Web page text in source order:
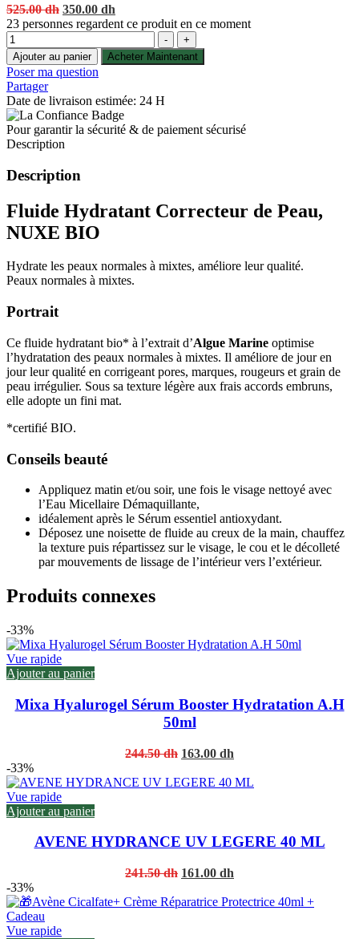
525.00dh Original
price
525.00 dh.
350.00 dh
price
350.00 dh.
23 personnes regardent ce produit en ce moment
Quantité
-
+
Ajouter au panier
Acheter Maintenant
Poser ma question
Partager
Date de livraison estimée: 24 H
Pour garantir la sécurité & de paiement sécurisé
Description
Description
Fluide Hydratant Correcteur de Peau,
NUXE BIO
Hydrate les peaux normales à mixtes, améliore leur qualité.
Peaux normales à mixtes.
Portrait
Ce fluide hydratant bio* à l’extrait d’Algue Marine optimise
l’hydratation des peaux normales à mixtes. Il améliore de jour en
jour leur qualité en corrigeant pores, marques, rougeurs et grain de
peau irrégulier. Sous sa texture légère aux frais accords embruns,
elle adopte un fini mat.
*certifié BIO.
Conseils beauté
Appliquez matin et/ou soir, une fois le visage nettoyé avec
l’Eau Micellaire Démaquillante,
idéalement après le Sérum essentiel antioxydant.
Déposez une noisette de fluide au creux de la main, chauffez
la texture puis répartissez sur le visage, le cou et le décolleté
par mouvements de lissage de l’intérieur vers l’extérieur.
Produits connexes
-33%
Vue rapide
Ajouter au panier
Mixa Hyalurogel Sérum Booster Hydratation A.H
50ml
244.50dh Original
was:
163.00 dh
is:
-33%
Vue rapide
Ajouter au panier
AVENE HYDRANCE UV LEGERE 40 ML
241.50dh Original
was:
161.00 dh
is:
-33%
Vue rapide